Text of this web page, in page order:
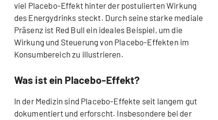
viel Placebo-Effekt hinter der postulierten Wirkung
des Energydrinks steckt. Durch seine starke mediale
Präsenz ist Red Bull ein ideales Beispiel, um die
Wirkung und Steuerung von Placebo-Effekten im
Konsumbereich zu illustrieren.
Was ist ein Placebo-Effekt?
In der Medizin sind Placebo-Effekte seit langem gut
dokumentiert und erforscht. Insbesondere bei der